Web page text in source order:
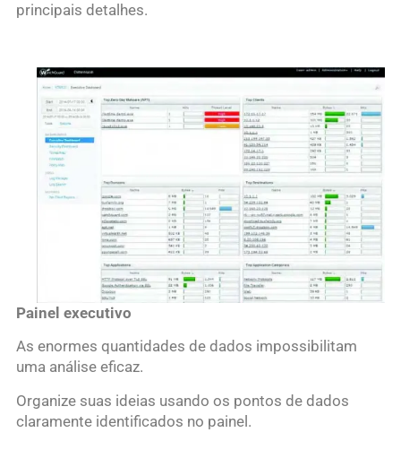
principais detalhes.
Painel executivo
As enormes quantidades de dados impossibilitam
uma análise eficaz.
Organize suas ideias usando os pontos de dados
claramente identificados no painel.